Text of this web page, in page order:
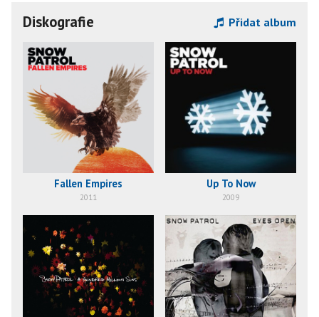
Diskografie Přidat album
Fallen Empires
2011
Up To Now
2009